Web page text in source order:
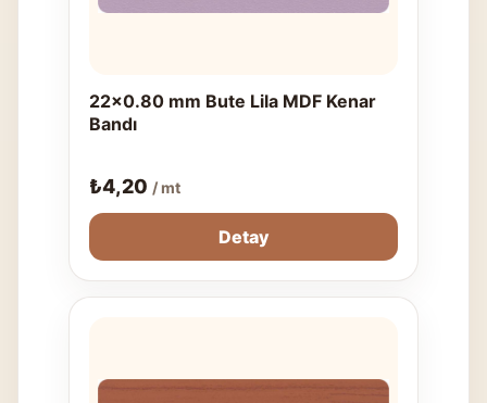
22x0.80 mm Bute Lila MDF Kenar
Bandı
₺4,20 / mt
Detay